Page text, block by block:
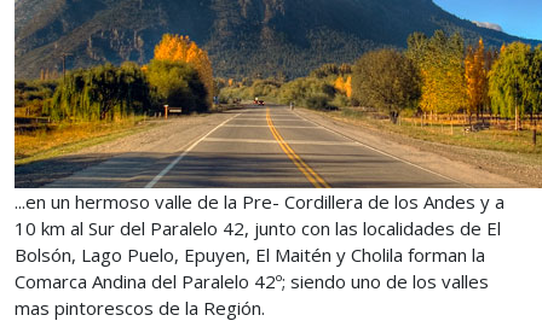
...en un hermoso valle de la Pre- Cordillera de los Andes y a
10 km al Sur del Paralelo 42, junto con las localidades de El
Bolsón, Lago Puelo, Epuyen, El Maitén y Cholila forman la
Comarca Andina del Paralelo 42º; siendo uno de los valles
mas pintorescos de la Región.